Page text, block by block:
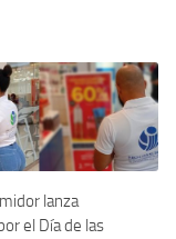
lanza
el Día de las